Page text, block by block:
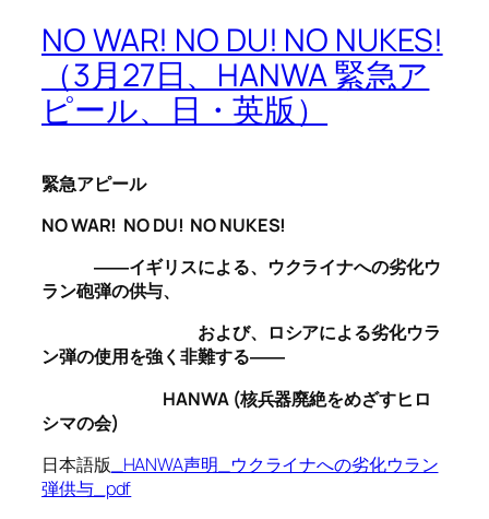
NO WAR! NO DU! NO NUKES!
（3月27日、HANWA 緊急ア
ピール、日・英版）
緊急アピール
NO WAR! NO DU! NO NUKES!
――イギリスによる、ウクライナへの劣化ウ
ラン砲弾の供与、
および、ロシアによる劣化ウラ
ン弾の使用を強く非難する――
HANWA (核兵器廃絶をめざすヒロ
シマの会)
日本語版 _HANWA声明_ウクライナへの劣化ウラン
弾供与_pdf